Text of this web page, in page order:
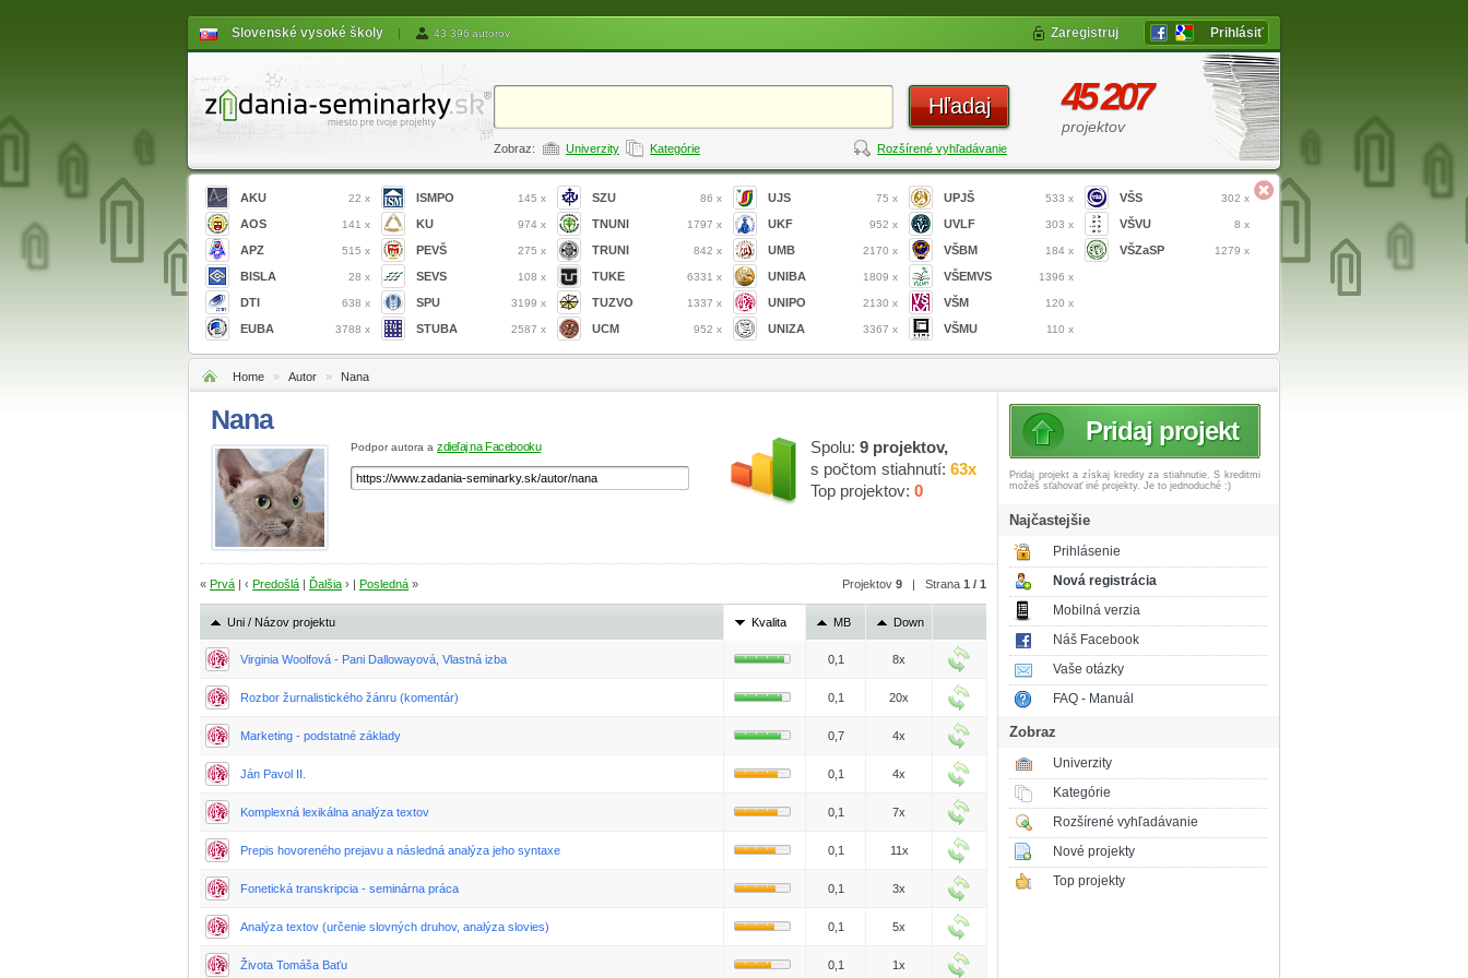
Slovenské vysoké školy | 43 396 autorov Zaregistruj Prihlásiť
Hľadaj
Zobraz: Univerzity Kategórie Rozšírené vyhľadávanie
45 207
projektov
AKU 22 x
AOS 141 x
APZ 515 x
BISLA 28 x
DTI 638 x
EUBA 3788 x
ISMPO 145 x
KU 974 x
PEVŠ 275 x
SEVS 108 x
SPU 3199 x
STUBA 2587 x
SZU 86 x
TNUNI 1797 x
TRUNI 842 x
TUKE 6331 x
TUZVO 1337 x
UCM 952 x
UJS 75 x
UKF 952 x
UMB 2170 x
UNIBA 1809 x
UNIPO 2130 x
UNIZA 3367 x
UPJŠ 533 x
UVLF 303 x
VŠBM 184 x
VŠEMVS 1396 x
VŠM 120 x
VŠMU 110 x
VŠS 302 x
VŠVU 8 x
VŠZaSP 1279 x
Home » Autor » Nana
Nana
Podpor autora a zdieľaj na Facebooku Spolu: 9 projektov,
s počtom stiahnutí: 63x
Top projektov: 0
« Prvá | ‹ Predošlá | Ďalšia › | Posledná » Projektov 9 | Strana 1 / 1
Uni / Názov projektu Kvalita MB Down
Virginia Woolfová - Pani Dallowayová, Vlastná izba 0,1 8x
Rozbor žurnalistického žánru (komentár) 0,1 20x
Marketing - podstatné základy 0,7 4x
Ján Pavol II. 0,1 4x
Komplexná lexikálna analýza textov 0,1 7x
Prepis hovoreného prejavu a následná analýza jeho syntaxe 0,1 11x
Fonetická transkripcia - seminárna práca 0,1 3x
Analýza textov (určenie slovných druhov, analýza slovies) 0,1 5x
Života Tomáša Baťu 0,1 1x
Pridaj projekt
Pridaj projekt a získaj kredity za stiahnutie. S kreditmi
možeš sťahovať iné projekty. Je to jednoduché :)
Najčastejšie
Prihlásenie
Nová registrácia
Mobilná verzia
Náš Facebook
Vaše otázky
FAQ - Manuál
Zobraz
Univerzity
Kategórie
Rozšírené vyhľadávanie
Nové projekty
Top projekty